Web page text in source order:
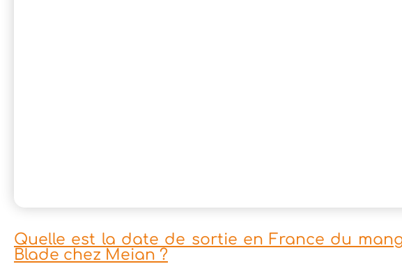
Quelle est la date de sortie en France du
Blade chez Meian ?